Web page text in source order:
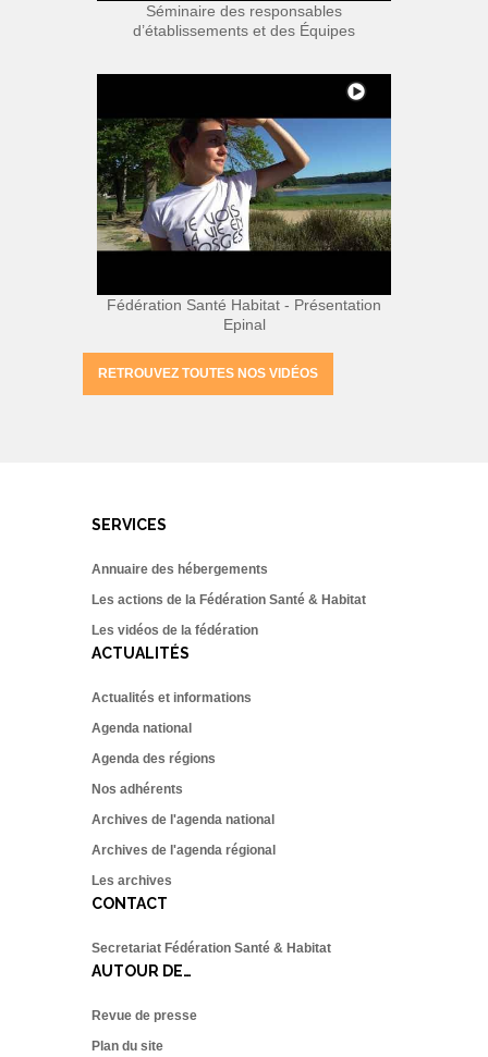
Séminaire des responsables
d’établissements et des Équipes
Fédération Santé Habitat - Présentation
Epinal
RETROUVEZ TOUTES NOS VIDÉOS
SERVICES
Annuaire des hébergements
Les actions de la Fédération Santé & Habitat
Les vidéos de la fédération
ACTUALITÉS
Actualités et informations
Agenda national
Agenda des régions
Nos adhérents
Archives de l'agenda national
Archives de l'agenda régional
Les archives
CONTACT
Secretariat Fédération Santé & Habitat
AUTOUR DE…
Revue de presse
Plan du site